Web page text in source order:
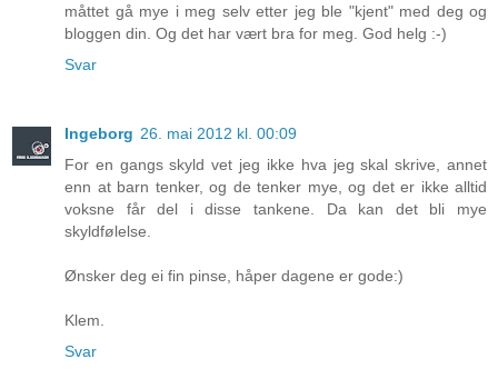
måttet gå mye i meg selv etter jeg ble "kjent" med deg og
bloggen din. Og det har vært bra for meg. God helg :-)
Svar
Ingeborg 26. mai 2012 kl. 00:09
For en gangs skyld vet jeg ikke hva jeg skal skrive, annet
enn at barn tenker, og de tenker mye, og det er ikke alltid
voksne får del i disse tankene. Da kan det bli mye
skyldfølelse.
Ønsker deg ei fin pinse, håper dagene er gode:)
Klem.
Svar